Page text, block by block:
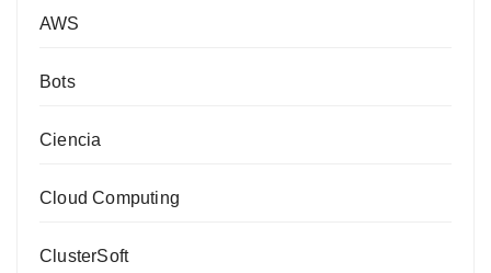
AWS
Bots
Ciencia
Cloud Computing
ClusterSoft